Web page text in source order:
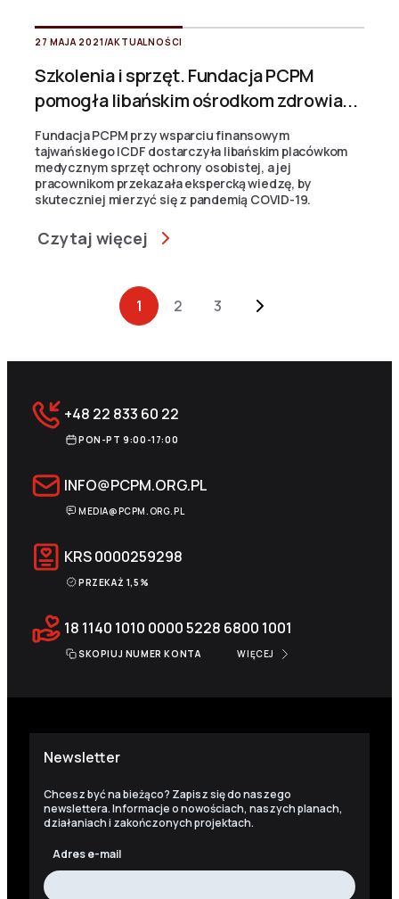
27 MAJA 2021 /AKTUALNOŚCI
Szkolenia i sprzęt. Fundacja PCPM
pomogła libańskim ośrodkom zdrowia...
Fundacja PCPM przy wsparciu finansowym
tajwańskiego ICDF dostarczyła libańskim placówkom
medycznym sprzęt ochrony osobistej, a jej
pracownikom przekazała ekspercką wiedzę, by
skuteczniej mierzyć się z pandemią COVID-19.
Czytaj więcej
Archive Pagination
1 2 3
+48 22 833 60 22
PON-PT 9:00-17:00
INFO@PCPM.ORG.PL
MEDIA@PCPM.ORG.PL
KRS0000259298
PRZEKAŻ 1,5%
18 1140 1010 0000 5228 6800 1001
SKOPIUJ NUMER KONTA WIĘCEJ
Newsletter
Chcesz być na bieżąco? Zapisz się do naszego
newslettera. Informacje o nowościach, naszych planach,
działaniach i zakończonych projektach.
Adres e-mail